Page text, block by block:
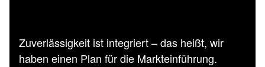
Zuverlässigkeit ist integriert – das heißt, wir
haben einen Plan für die Markteinführung.